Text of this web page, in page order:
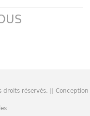
droits réservés. || Conception